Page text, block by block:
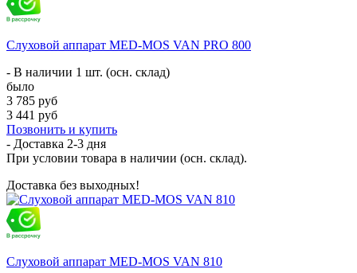
Слуховой аппарат MED-MOS VAN PRO 800
- В наличии 1 шт. (осн. склад)
было
3 785 руб
3 441 руб
Позвонить и купить
- Доставка 2-3 дня
При условии товара в наличии (осн. склад).
Доставка без выходных!
Слуховой аппарат MED-MOS VAN 810